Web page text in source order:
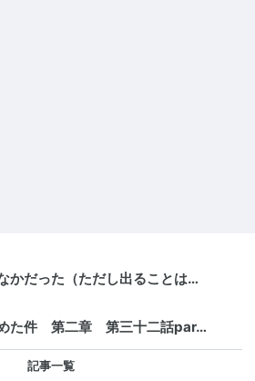
かだった（ただし出ることは…
めた件 第二章 第三十二話par…
記事一覧